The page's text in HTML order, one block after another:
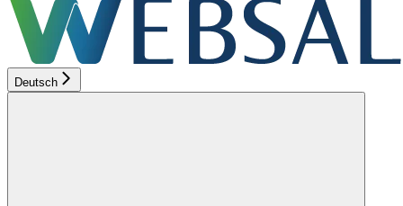
Deutsch